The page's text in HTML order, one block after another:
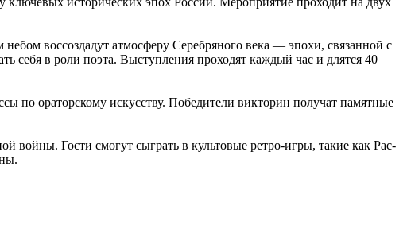
воссоздадут атмосферу Серебряного века — эпохи, связанной с
себя в роли поэта. Выступления проходят каждый час и длятся 40
по ораторскому искусству. Победители викторин получат памятные
Гости смогут сыграть в культовые ретро-игры, такие как Pac-